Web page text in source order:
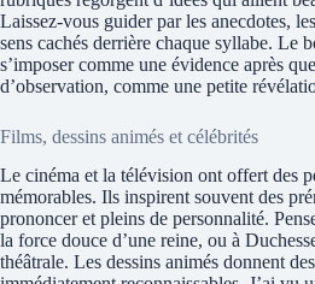
Laissez-vous guider par les anecdotes,
sens cachés derrière chaque syllabe. Le
s’imposer comme une évidence après
d’observation, comme une petite
Films, dessins animés et célébrités
Le cinéma et la télévision ont offert des
mémorables. Ils inspirent souvent des
prononcer et pleins de personnalité.
la force douce d’une reine, ou à
théâtrale. Les dessins animés donnent